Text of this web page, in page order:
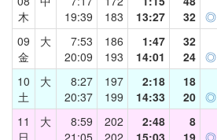
木
19:39
183
13:27
32 ◎
09
金
大
7:53
20:09
186
193
1:47
14:01
32
24 ◎
10
土
大
8:27
20:37
197
199
2:18
14:33
18
20 ◎
11
日
大
8:59
21:05
202
202
2:48
15:03
8
19 ◎